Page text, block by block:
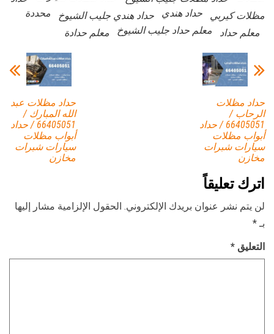
مظلات كيربي
حداد هندي حداد هندي جليب الشيوخ
محددة
معلم حداد
معلم حداد جليب الشيوخ معلم حدادة
حداد مظلات عبد
الله المبارك /
66405051 / حداد
أبواب مظلات
سيارات شبرات
مخازن
حداد مظلات
الرحاب /
66405051 / حداد
أبواب مظلات
سيارات شبرات
مخازن
اترك تعليقاً
لن يتم نشر عنوان بريدك الإلكتروني. الحقول الإلزامية مشار إليها
بـ*
التعليق *